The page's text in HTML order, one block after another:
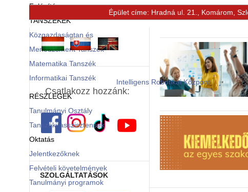
Felépítés
TANSZÉKEK
Közgazdaságtan és
Menedzsment Tanszék
Matematika Tanszék
Informatikai Tanszék
Intelligens Robotikai Központ
RÉSZLEGEK
Tanulmányi Osztály
Tanszéki asszisztensek
Oktatás
Jelentkezőknek
Felvételi követelmények
Tanulmányi programok
- byVinaGecko.com
Épület címe: Hradná ul. 21., Komárom,
Csatlakozz hozzánk:
SZOLGÁLTATÁSOK